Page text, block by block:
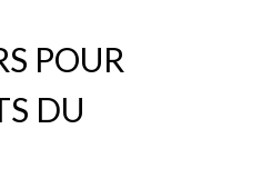
POUR
DU